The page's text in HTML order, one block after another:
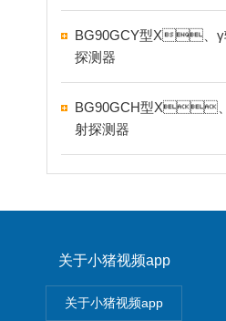
BG90GCY型X、γ
探测器
BG90GCH型X
射探测器
关于小猪视频app
关于小猪视频app